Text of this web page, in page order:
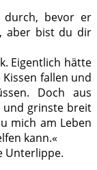
bevor er
aber bist du dir
Eigentlich hätte
fallen und
Doch aus
und grinste breit
mich am Leben
kann.«
Unterlippe.